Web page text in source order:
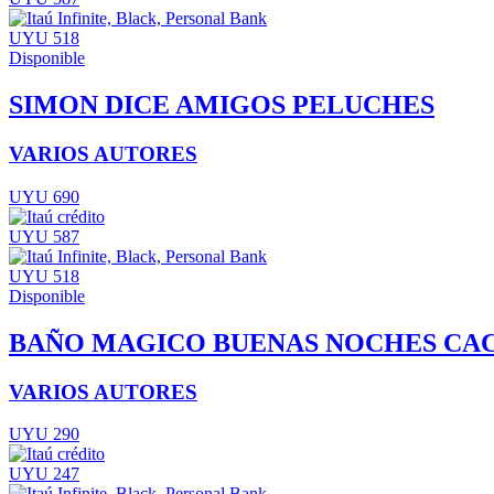
UYU 518
Disponible
SIMON DICE AMIGOS PELUCHES
VARIOS AUTORES
UYU 690
UYU 587
UYU 518
Disponible
BAÑO MAGICO BUENAS NOCHES
VARIOS AUTORES
UYU 290
UYU 247